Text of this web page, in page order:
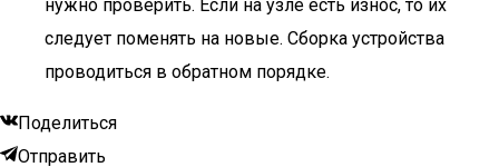
нужно проверить. Если на узле есть износ, то их
следует поменять на новые. Сборка устройства
проводиться в обратном порядке.
Поделиться
Отправить